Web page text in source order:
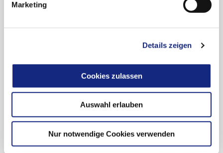
Marketing
Details zeigen
Cookies zulassen
Auswahl erlauben
Nur notwendige Cookies verwenden
Schwangerschaftstrimenons kontraindiziert
4.3 Gegenanzeigen
4.6 Fertilität, Schwangerschaft und Stillzeit
4.8 Nebenwirkungen
Beschluss der CMDh* vom 19.06.2025